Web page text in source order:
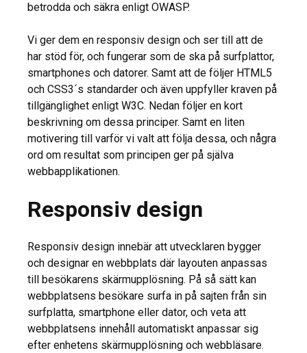
betrodda och säkra enligt OWASP.
Vi ger dem en responsiv design och ser till att de
har stöd för, och fungerar som de ska på surfplattor,
smartphones och datorer. Samt att de följer HTML5
och CSS3´s standarder och även uppfyller kraven på
tillgänglighet enligt W3C. Nedan följer en kort
beskrivning om dessa principer. Samt en liten
motivering till varför vi valt att följa dessa, och några
ord om resultat som principen ger på själva
webbapplikationen.
Responsiv design
Responsiv design innebär att utvecklaren bygger
och designar en webbplats där layouten anpassas
till besökarens skärmupplösning. På så sätt kan
webbplatsens besökare surfa in på sajten från sin
surfplatta, smartphone eller dator, och veta att
webbplatsens innehåll automatiskt anpassar sig
efter enhetens skärmupplösning och webbläsare.